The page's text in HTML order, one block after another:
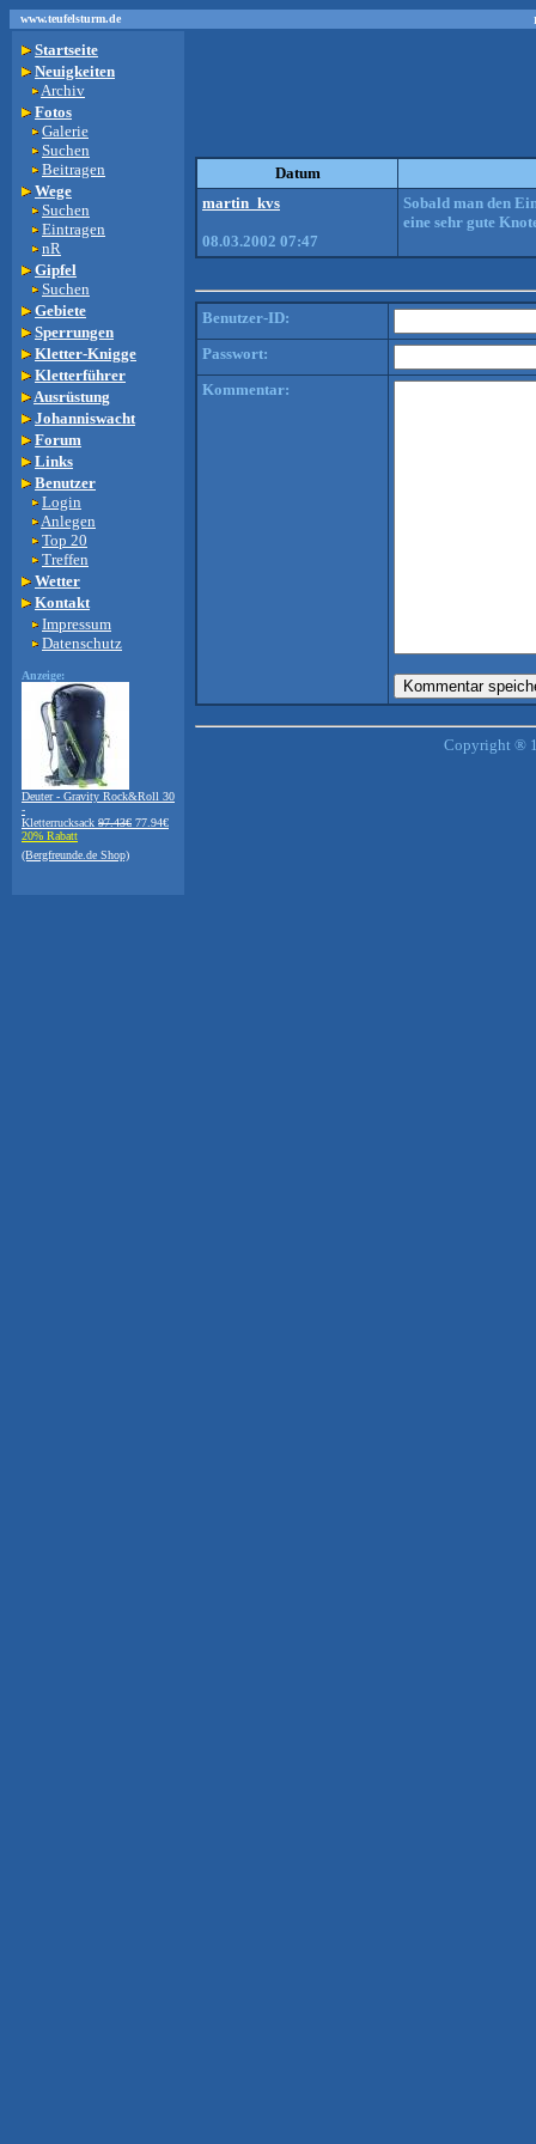
www.teufelsturm.de
Startseite
Neuigkeiten
Archiv
Fotos
Galerie
Suchen
Beitragen
Wege
Suchen
Eintragen
nR
Gipfel
Suchen
Gebiete
Sperrungen
Kletter-Knigge
Kletterführer
Ausrüstung
Johanniswacht
Forum
Links
Benutzer
Login
Anlegen
Top 20
Treffen
Wetter
Kontakt
Impressum
Datenschutz
Anzeige:
Deuter - Gravity Rock&Roll 30
-
Kletterrucksack 97.43€ 77.94€
20% Rabatt
(Bergfreunde.de Shop)
Datum
martin_kvs
08.03.2002 07:47
Sobald man den
eine sehr gute
Benutzer-ID:
Passwort:
Kommentar:
Copyright ®